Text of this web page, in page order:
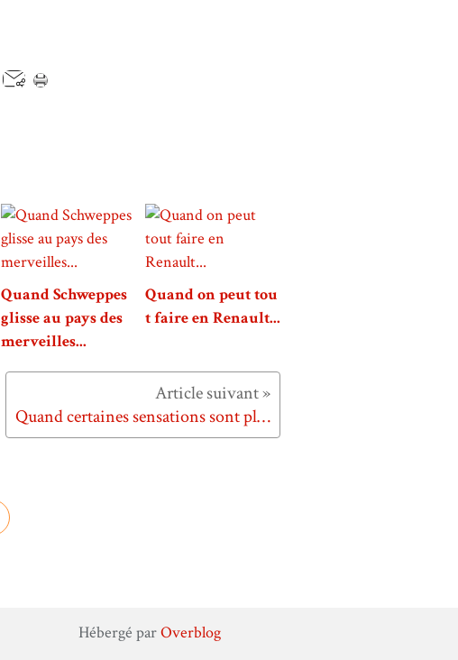
Quand Schweppes
glisse au pays des
merveilles...
Quand on peut tou
t faire en Renault...
Quand certaines sensations sont plus fortes que d'autres...
Hébergé parOverblog